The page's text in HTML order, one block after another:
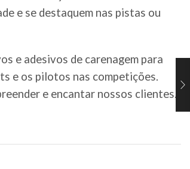
e se destaquem nas pistas ou
e adesivos de carenagem para
e os pilotos nas competições.
e encantar nossos clientes.